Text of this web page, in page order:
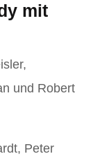
mit
und Robert
Peter